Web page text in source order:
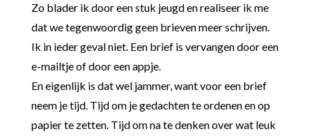
Zo blader ik door een stuk jeugd en realiseer ik me
dat we tegenwoordig geen brieven meer schrijven.
Ik in ieder geval niet. Een brief is vervangen door een
e-mailtje of door een appje.
En eigenlijk is dat wel jammer, want voor een brief
neem je tijd. Tijd om je gedachten te ordenen en op
papier te zetten. Tijd om na te denken over wat leuk